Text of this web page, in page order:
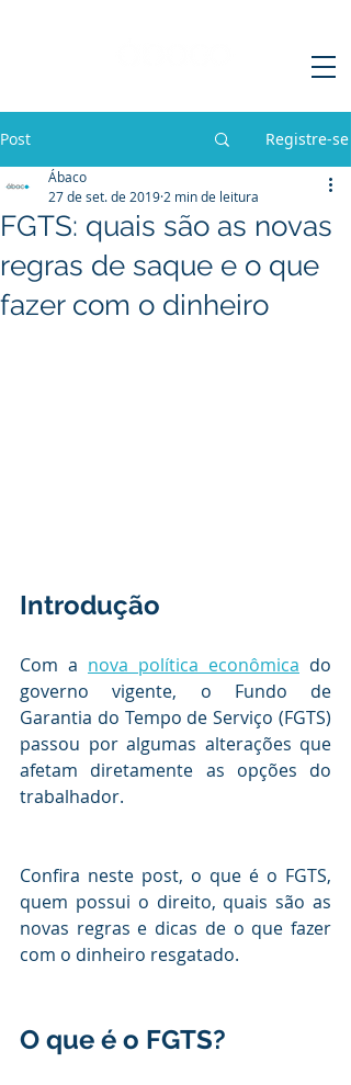
Post Registre-se
FGTS: quais são as novas
regras de saque e o que
fazer com o dinheiro
Ábaco
27 de set. de 2019 2 min de leitura
Introdução
Com a nova política econômica do
governo vigente, o Fundo de
Garantia do Tempo de Serviço (FGTS)
passou por algumas alterações que
afetam diretamente as opções do
trabalhador.
Confira neste post, o que é o FGTS,
quem possui o direito, quais são as
novas regras e dicas de o que fazer
com o dinheiro resgatado.
O que é o FGTS?